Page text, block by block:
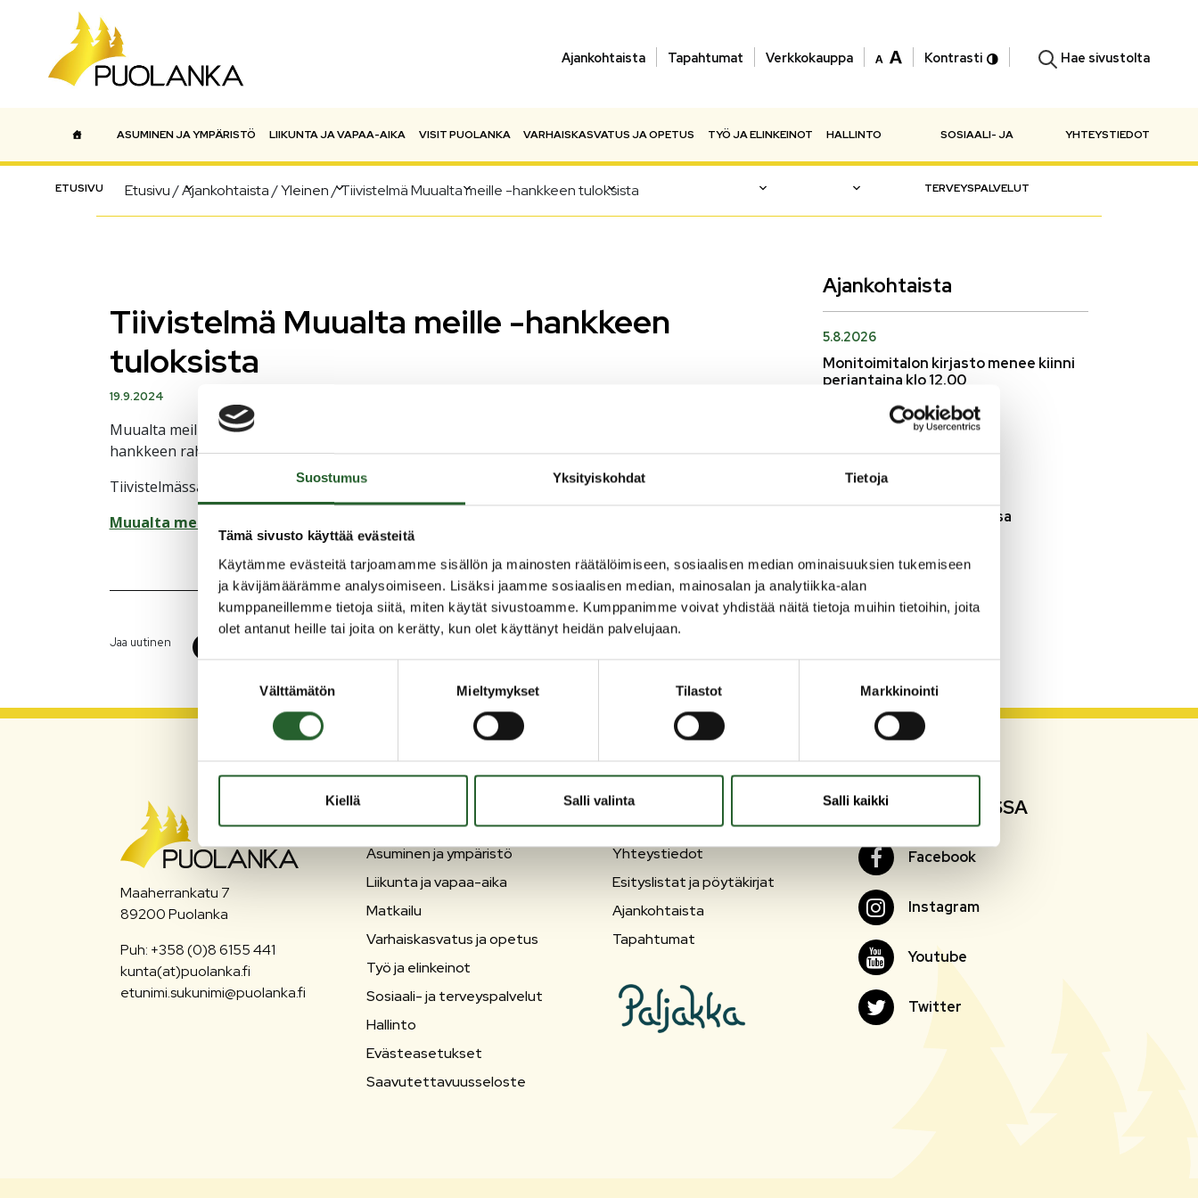
Suostumus Yksityiskohdat Tietoja
Tämä sivusto käyttää evästeitä
Käytämme evästeitä tarjoamamme sisällön ja mainosten räätälöimiseen, sosiaalisen median ominaisuuksien tukemiseen
ja kävijämäärämme analysoimiseen. Lisäksi jaamme sosiaalisen median, mainosalan ja analytiikka-alan
kumppaneillemme tietoja siitä, miten käytät sivustoamme. Kumppanimme voivat yhdistää näitä tietoja muihin tietoihin, joita
olet antanut heille tai joita on kerätty, kun olet käyttänyt heidän palvelujaan.
Välttämätön Mieltymykset Tilastot Markkinointi
Kiellä Salli valinta Salli kaikki
Ajankohtaista Tapahtumat Verkkokauppa Kontrasti Hae sivustolta
Päävalikko
ETUSIVU
ASUMINEN JA YMPÄRISTÖ LIIKUNTA JA VAPAA-AIKA VISIT PUOLANKA VARHAISKASVATUS JA OPETUS TYÖ JA ELINKEINOT HALLINTO SOSIAALI- JA
TERVEYSPALVELUT
YHTEYSTIEDOT
Etusivu/Ajankohtaista/Yleinen/Tiivistelmä Muualta meille -hankkeen tuloksista
Tiivistelmä Muualta meille -hankkeen
tuloksista
19.9.2024
Muualta meille -hanke päättyy 31.12.2024 ja projektikoordinaattorin määräaikainen työsuhde
hankkeen rahoituksella 30.9.2024.
Tiivistelmässä on muun muassa tehtyjä toimenpiteitä, sekä vaikuttavuuden arviointia.
Muualta meille -hankkeen tuloksia
Jaa uutinen
Ajankohtaista
5.8.2026
Monitoimitalon kirjasto menee kiinni
perjantaina klo 12.00
maaseutuhallinnossa
29.7.2026
Asfaltointityöt taajamassa
KATSO KAIKKI
Maaherrankatu 7
89200 Puolanka
Puh: +358 (0)8 6155 441
kunta(at)puolanka.fi
etunimi.sukunimi@puolanka.fi
Asuminen ja ympäristö
Liikunta ja vapaa-aika
Matkailu
Varhaiskasvatus ja opetus
Työ ja elinkeinot
Sosiaali- ja terveyspalvelut
Hallinto
Evästeasetukset
Saavutettavuusseloste
OIKOPOLUT
Yhteystiedot
Esityslistat ja pöytäkirjat
Ajankohtaista
Tapahtumat
SEURAA SOMESSA
FacebookFacebook
InstagramInstagram
YoutubeYoutube
Twitter Twitter